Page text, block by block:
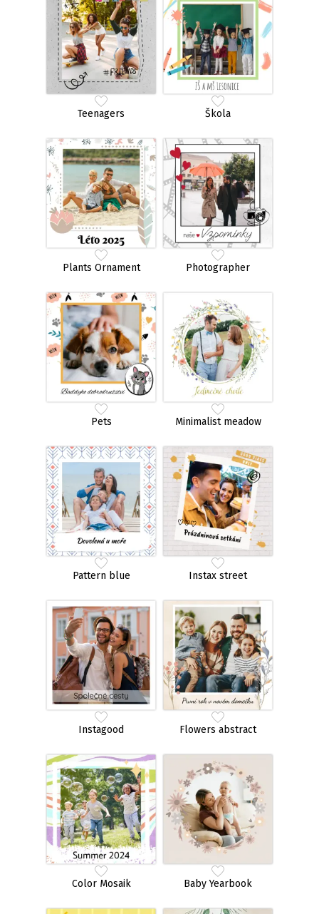
Teenagers Škola
Plants Ornament Photographer
Pets Minimalist meadow
Pattern blue Instax street
Instagood Flowers abstract
Color Mosaik Baby Yearbook